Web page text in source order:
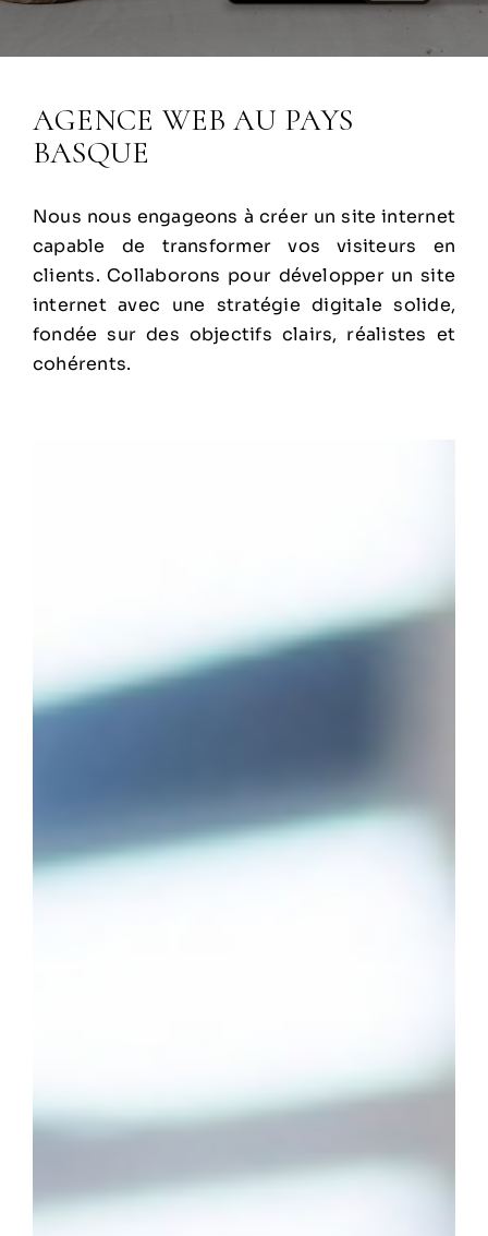
AGENCE WEB AU PAYS
BASQUE
Nous nous engageons à créer un site internet
capable de transformer vos visiteurs en
clients. Collaborons pour développer un site
internet avec une stratégie digitale solide,
fondée sur des objectifs clairs, réalistes et
cohérents.